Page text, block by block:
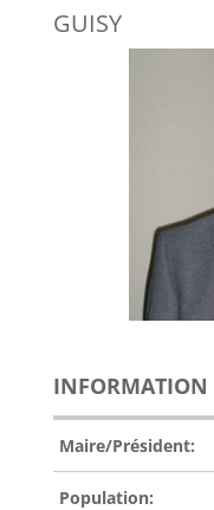
GUISY
INFORMATION
Maire/Président:
Population: